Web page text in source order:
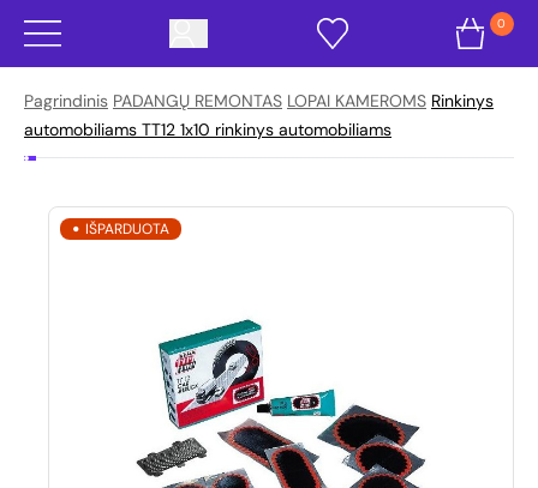
0
Pagrindinis PADANGŲ REMONTAS LOPAI KAMEROMS Rinkinys
automobiliams TT12 1x10 rinkinys automobiliams
IŠPARDUOTA